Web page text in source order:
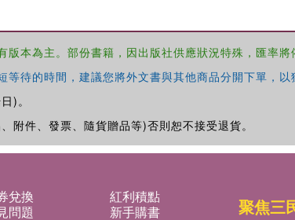
本為主。部份書籍，因出版社供應狀況特殊，匯率將
待的時間，建議您將外文書與其他商品分開下單，以
)。
附件、發票、隨貨贈品等)否則恕不接受退貨。
兌換
紅利積點
問題
新手購書
聚焦三